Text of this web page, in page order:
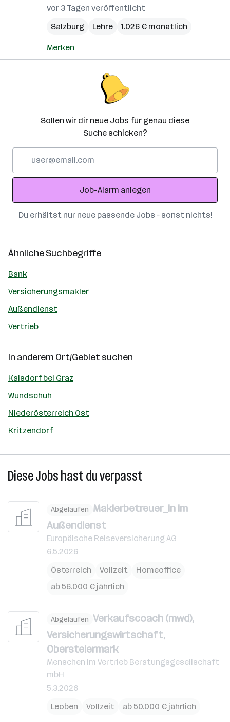
vor 3 Tagen veröffentlicht
Salzburg
Lehre 1.026 € monatlich
Merken
Sollen wir dir neue Jobs für genau diese
Suche schicken?
Adresse
Job-Alarm anlegen
Du erhältst nur neue passende Jobs – sonst nichts!
Ähnliche Suchbegriffe
Bank
Versicherungsmakler
Außendienst
Vertrieb
In anderem Ort/Gebiet suchen
Kalsdorf bei Graz
Wundschuh
Niederösterreich Ost
Kritzendorf
Diese Jobs hast du verpasst
Abgelaufen Maklerbetreuer_in im
Außendienst
Europäische Reiseversicherung AG
6.5.2026
Österreich
Vollzeit
Homeoffice
ab 56.000 € jährlich
Abgelaufen Verkaufscoach (mwd),
Versicherungswirtschaft,
Obersteiermark
Menschen im Vertrieb Beratungsgesellschaft
mbH
5.3.2026
Leoben
Vollzeit ab 50.000 € jährlich